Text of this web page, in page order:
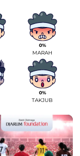
0%
MARAH
0%
TAKJUB